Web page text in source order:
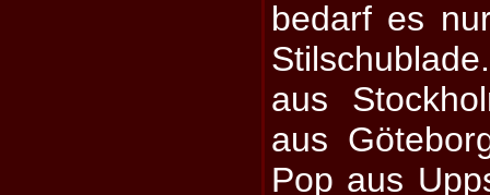
bedarf es
aus
aus
Pop aus